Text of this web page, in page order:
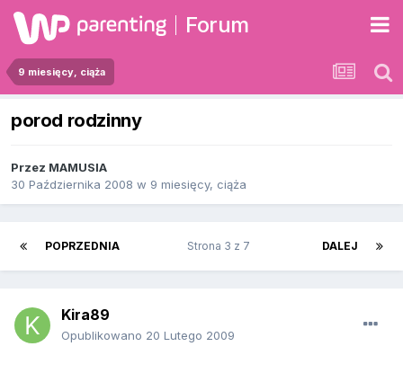
Forum
9 miesięcy, ciąża
porod rodzinny
Przez MAMUSIA
30 Października 2008 w 9 miesięcy, ciąża
POPRZEDNIA DALEJ
Strona 3 z 7
Kira89
Opublikowano 20 Lutego 2009